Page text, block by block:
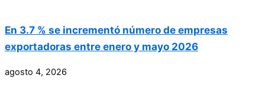
En 3.7 % se incrementó número de empresas
exportadoras entre enero y mayo 2026
agosto 4, 2026